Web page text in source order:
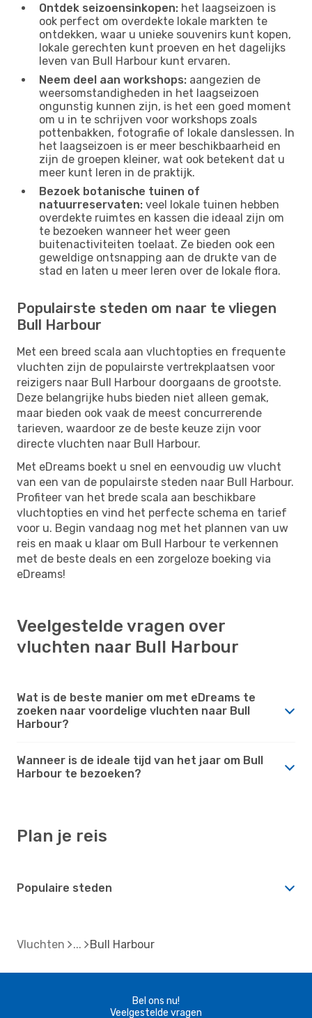
Ontdek seizoensinkopen: het laagseizoen is
ook perfect om overdekte lokale markten te
ontdekken, waar u unieke souvenirs kunt kopen,
lokale gerechten kunt proeven en het dagelijks
leven van Bull Harbour kunt ervaren.
Neem deel aan workshops: aangezien de
weersomstandigheden in het laagseizoen
ongunstig kunnen zijn, is het een goed moment
om u in te schrijven voor workshops zoals
pottenbakken, fotografie of lokale danslessen. In
het laagseizoen is er meer beschikbaarheid en
zijn de groepen kleiner, wat ook betekent dat u
meer kunt leren in de praktijk.
Bezoek botanische tuinen of
natuurreservaten: veel lokale tuinen hebben
overdekte ruimtes en kassen die ideaal zijn om
te bezoeken wanneer het weer geen
buitenactiviteiten toelaat. Ze bieden ook een
geweldige ontsnapping aan de drukte van de
stad en laten u meer leren over de lokale flora.
Populairste steden om naar te vliegen
Bull Harbour
Met een breed scala aan vluchtopties en frequente
vluchten zijn de populairste vertrekplaatsen voor
reizigers naar Bull Harbour doorgaans de grootste.
Deze belangrijke hubs bieden niet alleen gemak,
maar bieden ook vaak de meest concurrerende
tarieven, waardoor ze de beste keuze zijn voor
directe vluchten naar Bull Harbour.
Met eDreams boekt u snel en eenvoudig uw vlucht
van een van de populairste steden naar Bull Harbour.
Profiteer van het brede scala aan beschikbare
vluchtopties en vind het perfecte schema en tarief
voor u. Begin vandaag nog met het plannen van uw
reis en maak u klaar om Bull Harbour te verkennen
met de beste deals en een zorgeloze boeking via
eDreams!
Veelgestelde vragen over
vluchten naar Bull Harbour
Wat is de beste manier om met eDreams te
zoeken naar voordelige vluchten naar Bull
Harbour?
Wanneer is de ideale tijd van het jaar om Bull
Harbour te bezoeken?
Plan je reis
Populaire steden
Vluchten Bull Harbour
Bel ons nu!
Veelgestelde vragen